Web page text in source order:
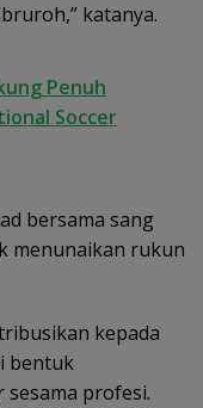
katanya.
Penuh
Soccer
bersama sang
menunaikan rukun
kepada
bentuk
profesi.